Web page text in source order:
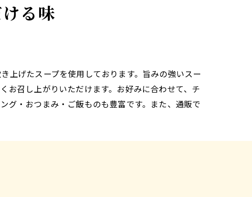
る味
上げたスープを使用しております。旨みの強いスー
お召し上がりいただけます。お好みに合わせて、チ
グ・おつまみ・ご飯ものも豊富です。また、通販で